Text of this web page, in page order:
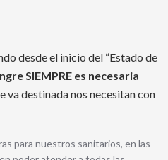
desde el inicio del “Estado de
SIEMPRE es necesaria
va destinada nos necesitan con
para nuestros sanitarios, en las